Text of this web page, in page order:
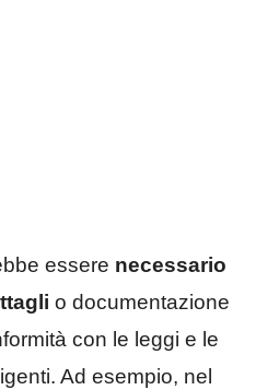
essere necessario
o documentazione
con le leggi e le
Ad esempio, nel